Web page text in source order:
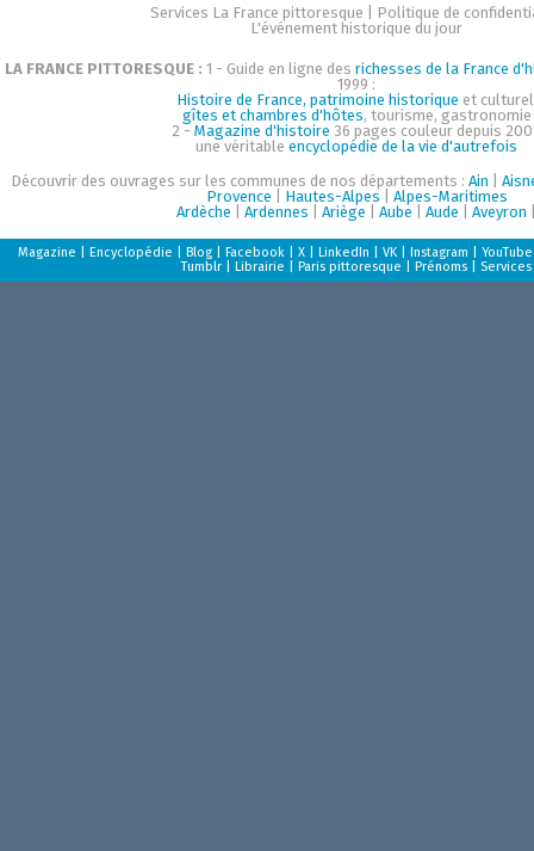
Services La France pittoresque
Politique de
L'événement historique du jour
LA FRANCE PITTORESQUE : 1 - Guide en ligne des richesses de la France
1999 :
Histoire de France, patrimoine historique et
gîtes et chambres d'hôtes, tourisme, gastronomie
2 - Magazine d'histoire 36 pages couleur depuis
une véritableencyclopédie de la vie d'autrefois
Découvrir des ouvrages sur les communes de nos départements :Ain |
Provence
Hautes-Alpes
Alpes-Maritimes
Ardèche |Ardennes |Ariège |Aube |Aude |Aveyron
Magazine |Encyclopédie |Blog |Facebook |X |LinkedIn |VK |Instagram |YouTube
Tumblr |Librairie |Paris pittoresque |Prénoms Services